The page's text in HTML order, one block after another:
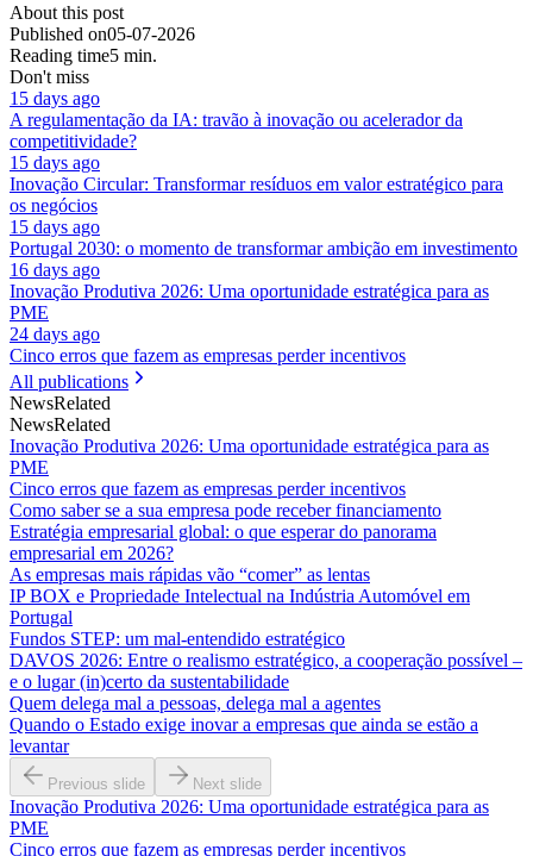
About this post
Published on05-07-2026
Reading time5 min.
Don't miss
15 days ago
A regulamentação da IA: travão à inovação ou acelerador da
competitividade?
15 days ago
Inovação Circular: Transformar resíduos em valor estratégico para
os negócios
15 days ago
Portugal 2030: o momento de transformar ambição em investimento
16 days ago
Inovação Produtiva 2026: Uma oportunidade estratégica para as
PME
24 days ago
Cinco erros que fazem as empresas perder incentivos
All publications
NewsRelated
NewsRelated
Inovação Produtiva 2026: Uma oportunidade estratégica para as
PME
Cinco erros que fazem as empresas perder incentivos
Como saber se a sua empresa pode receber financiamento
Estratégia empresarial global: o que esperar do panorama
empresarial em 2026?
As empresas mais rápidas vão “comer” as lentas
IP BOX e Propriedade Intelectual na Indústria Automóvel em
Portugal
Fundos STEP: um mal-entendido estratégico
DAVOS 2026: Entre o realismo estratégico, a cooperação possível –
e o lugar (in)certo da sustentabilidade
Quem delega mal a pessoas, delega mal a agentes
Quando o Estado exige inovar a empresas que ainda se estão a
levantar
Previous slide Next slide
Inovação Produtiva 2026: Uma oportunidade estratégica para as
PME
Cinco erros que fazem as empresas perder incentivos